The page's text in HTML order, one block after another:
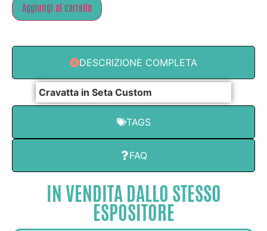
Aggiungi al carrello
DESCRIZIONE COMPLETA
TAGS
FAQ
Cravatta in Seta Custom
IN VENDITA DALLO STESSO
ESPOSITORE